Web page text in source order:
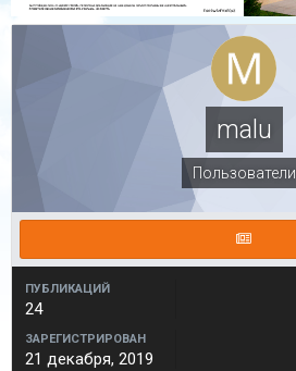
malu
Пользователи
ПУБЛИКАЦИЙ
24
ЗАРЕГИСТРИРОВАН
21 декабря, 2019